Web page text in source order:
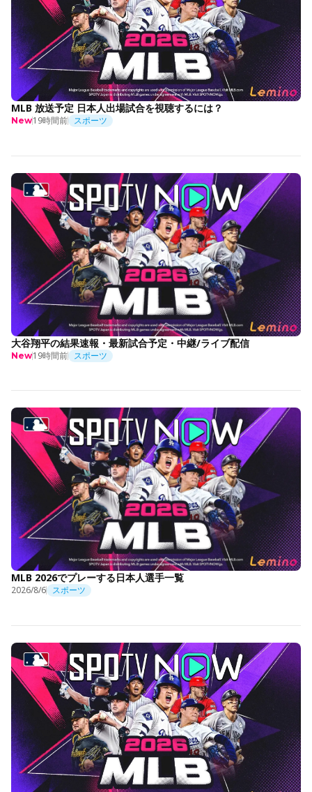
MLB 放送予定 日本人出場試合を視聴するには？
New19時間前 スポーツ
大谷翔平の結果速報・最新試合予定・中継/ライブ配信
New19時間前 スポーツ
MLB 2026でプレーする日本人選手一覧
2026/8/6 スポーツ